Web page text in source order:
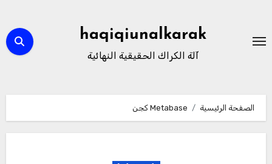
المحتوى
haqiqiunalkarak
آلة الكراك الحقيقية النهائية
الصفحة الرئيسية Metabase كجن